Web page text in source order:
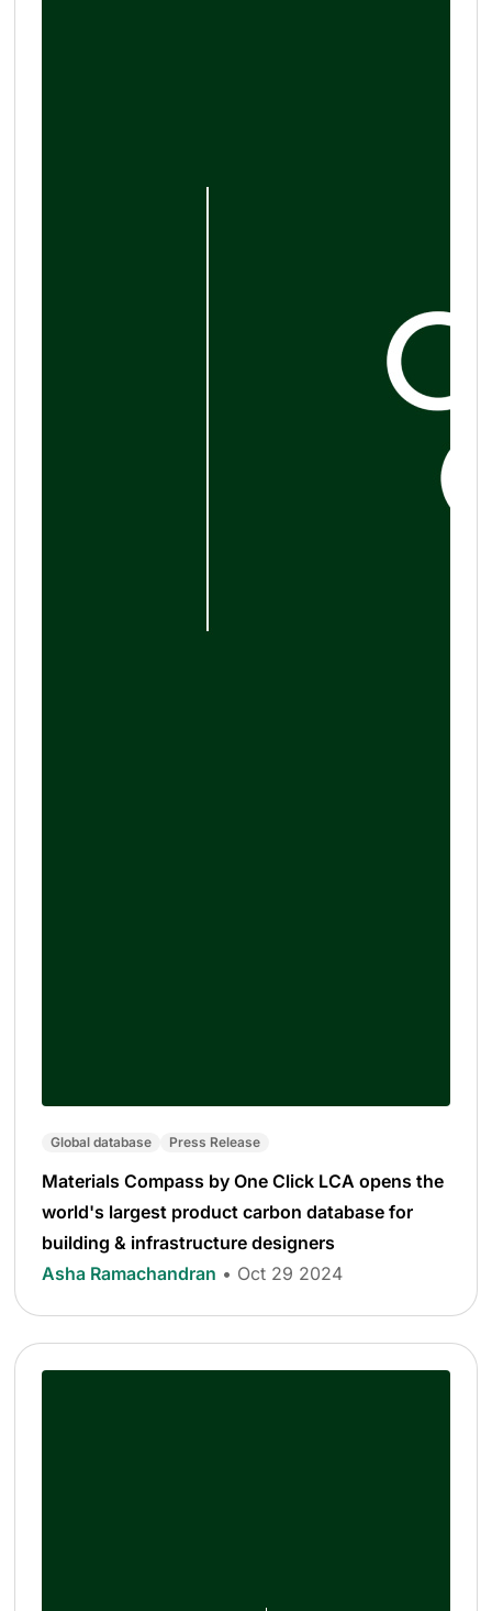
Global database Press Release
Materials Compass by One Click LCA opens the
world's largest product carbon database for
building & infrastructure designers
Asha Ramachandran • Oct 29 2024